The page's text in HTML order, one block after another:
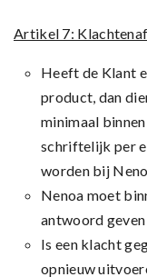
Artikel 7:
Heeft de Klant
product, dan
minimaal
schriftelijk per
worden bij
Nenoa moet
antwoord
Is een klacht
opnieuw